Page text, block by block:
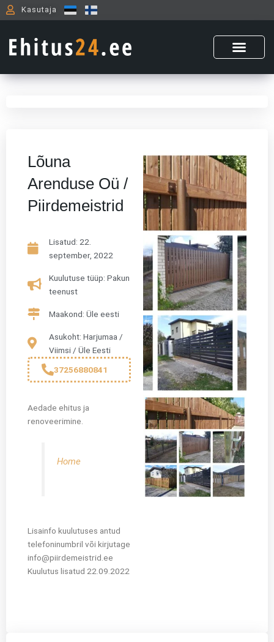
Skip
to
Kasutaja
Lõuna
Arenduse Oü /
Piirdemeistrid
Lisatud: 22.
september, 2022
Kuulutuse tüüp: Pakun
teenust
Maakond: Üle eesti
Asukoht: Harjumaa /
Viimsi / Üle Eesti
37256880841
Aedade ehitus ja
renoveerimine.
Home
Lisainfo kuulutuses antud
telefoninumbril või kirjutage
info@piirdemeistrid.ee
Kuulutus lisatud 22.09.2022